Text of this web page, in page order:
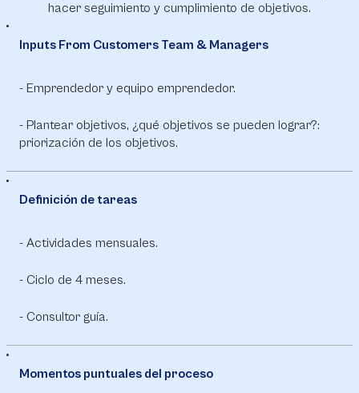
hacer seguimiento y cumplimiento de objetivos.
Inputs From Customers Team & Managers
- Emprendedor y equipo emprendedor.
- Plantear objetivos, ¿qué objetivos se pueden lograr?:
priorización de los objetivos.
Definición de tareas
- Actividades mensuales.
- Ciclo de 4 meses.
- Consultor guía.
Momentos puntuales del proceso